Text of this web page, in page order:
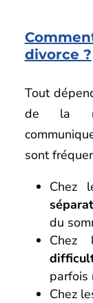
divorce ?
Tout
de la
sont
Chez
du
Chez
parfois
Chez